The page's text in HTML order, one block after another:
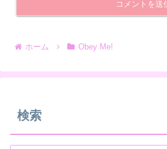
ホーム Obey Me!
検索